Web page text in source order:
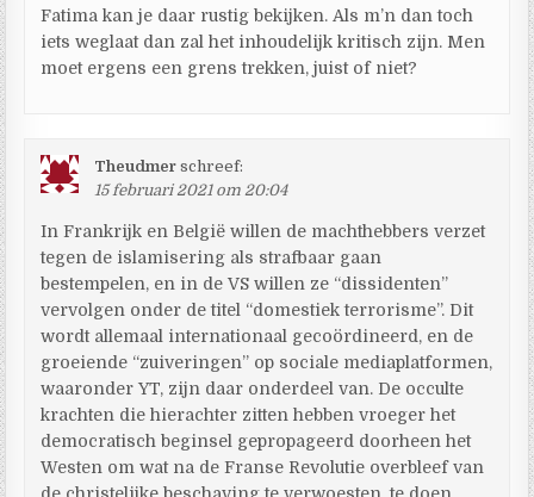
Fatima kan je daar rustig bekijken. Als m’n dan toch
iets weglaat dan zal het inhoudelijk kritisch zijn. Men
moet ergens een grens trekken, juist of niet?
Theudmer schreef:
15 februari 2021 om 20:04
In Frankrijk en België willen de machthebbers verzet
tegen de islamisering als strafbaar gaan
bestempelen, en in de VS willen ze “dissidenten”
vervolgen onder de titel “domestiek terrorisme”. Dit
wordt allemaal internationaal gecoördineerd, en de
groeiende “zuiveringen” op sociale mediaplatformen,
waaronder YT, zijn daar onderdeel van. De occulte
krachten die hierachter zitten hebben vroeger het
democratisch beginsel gepropageerd doorheen het
Westen om wat na de Franse Revolutie overbleef van